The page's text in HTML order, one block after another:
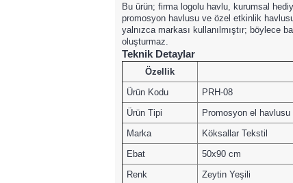
Bu ürün; firma logolu havlu, kurumsal
promosyon havlusu ve özel etkinlik
yalnızca markası kullanılmıştır; böylece
oluşturmaz.
Teknik Detaylar
Özellik
Ürün Kodu
PRH-08
Ürün Tipi
Promosyon el havlusu
Marka
Köksallar Tekstil
Ebat
50x90 cm
Renk
Zeytin Yeşili